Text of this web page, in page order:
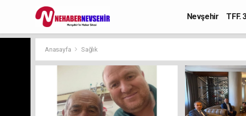
Nevşehir TFF.
Anasayfa Sağlık